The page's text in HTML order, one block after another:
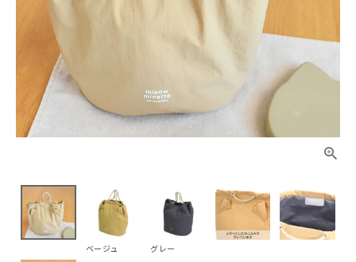
ベージュ グレー